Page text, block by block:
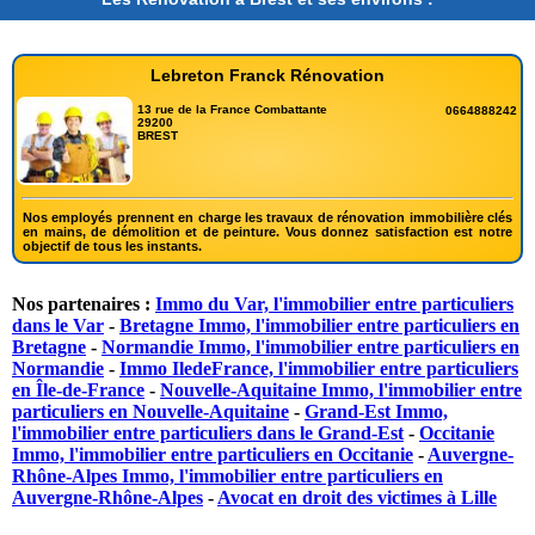
Lebreton Franck Rénovation
13 rue de la France Combattante
29200
BREST
0664888242
Nos employés prennent en charge les travaux de rénovation immobilière clés
en mains, de démolition et de peinture. Vous donnez satisfaction est notre
objectif de tous les instants.
Nos partenaires : Immo du Var, l'immobilier entre particuliers
dans le Var - Bretagne Immo, l'immobilier entre particuliers en
Bretagne - Normandie Immo, l'immobilier entre particuliers en
Normandie - Immo IledeFrance, l'immobilier entre particuliers
en Île-de-France - Nouvelle-Aquitaine Immo, l'immobilier entre
particuliers en Nouvelle-Aquitaine - Grand-Est Immo,
l'immobilier entre particuliers dans le Grand-Est - Occitanie
Immo, l'immobilier entre particuliers en Occitanie - Auvergne-
Rhône-Alpes Immo, l'immobilier entre particuliers en
Auvergne-Rhône-Alpes - Avocat en droit des victimes à Lille